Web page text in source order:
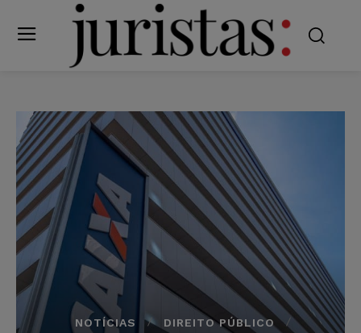
NOTÍCIAS
DIREITO PÚBLICO